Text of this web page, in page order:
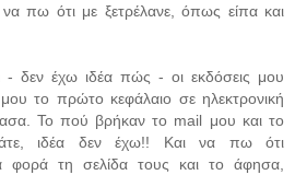
πω ότι με ξετρέλανε, όπως είπα και
- δεν έχω ιδέα πώς - οι εκδόσεις μου
το πρώτο κεφάλαιο σε ηλεκτρονική
Το πού βρήκαν το mail μου και το
ιδέα δεν έχω!! Και να πω ότι
φορά τη σελίδα τους και το άφησα,